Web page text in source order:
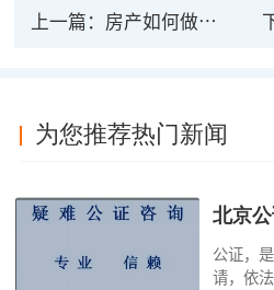
上一篇： 房产如何做法律公证，在公证过程中注意什么
为您推荐热门新闻
北京
公证，
请，依